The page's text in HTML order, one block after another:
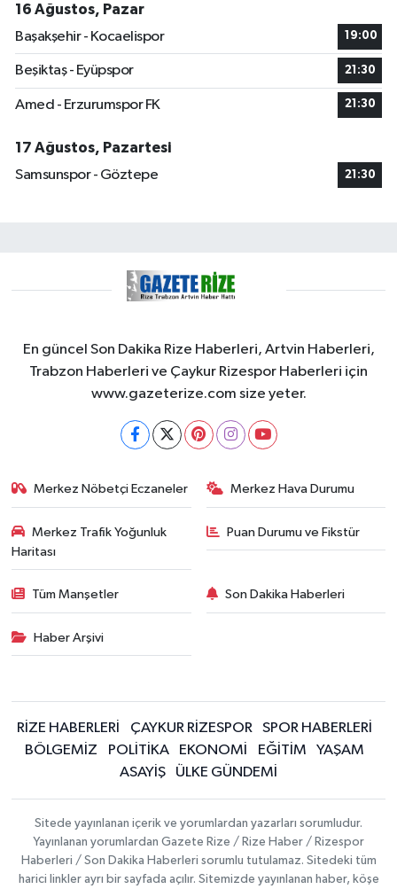
16 Ağustos, Pazar
Başakşehir - Kocaelispor
19:00
Beşiktaş - Eyüpspor 21:30
Amed - Erzurumspor FK 21:30
17 Ağustos, Pazartesi
Samsunspor - Göztepe
21:30
En güncel Son Dakika Rize Haberleri, Artvin Haberleri,
Trabzon Haberleri ve Çaykur Rizespor Haberleri için
www.gazeterize.com size yeter.
Merkez Nöbetçi Eczaneler Merkez Hava Durumu
Merkez Trafik Yoğunluk
Haritası
Puan Durumu ve Fikstür
Tüm Manşetler Son Dakika Haberleri
Haber Arşivi
RİZE HABERLERİ ÇAYKUR RİZESPOR
SPOR HABERLERİ
BÖLGEMİZ
POLİTİKA EKONOMİ EĞİTİM
YAŞAM
ASAYİŞ
ÜLKE GÜNDEMİ
Sitede yayınlanan içerik ve yorumlardan yazarları sorumludur.
Yayınlanan yorumlardan Gazete Rize / Rize Haber / Rizespor
Haberleri / Son Dakika Haberleri sorumlu tutulamaz. Sitedeki tüm
harici linkler ayrı bir sayfada açılır. Sitemizde yayınlanan haber, köşe